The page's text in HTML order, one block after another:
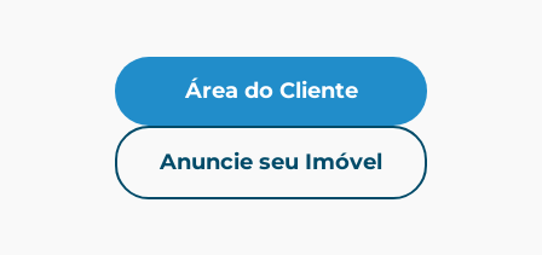
Área do Cliente
Anuncie seu Imóvel